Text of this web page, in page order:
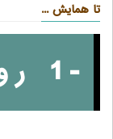
تا همایش ...
-1 روز